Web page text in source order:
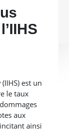
(IIHS) est un
le taux
aux
ainsi